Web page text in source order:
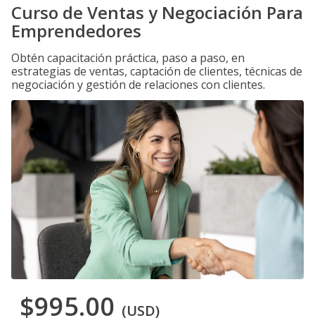
Curso de Ventas y Negociación Para
Emprendedores
Obtén capacitación práctica, paso a paso, en
estrategias de ventas, captación de clientes, técnicas de
negociación y gestión de relaciones con clientes.
$995.00 (USD)